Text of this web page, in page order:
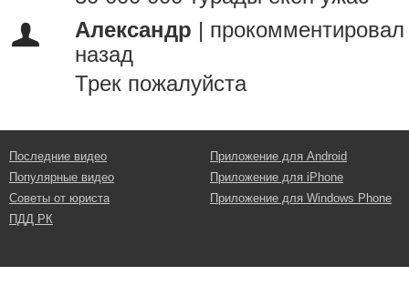
Александр
назад
Трек пожалуйста
Последние видео
Популярные видео
Советы от юриста
ПДД РК
Приложение для Android
Приложение для iPhone
Приложение для Windows Phone